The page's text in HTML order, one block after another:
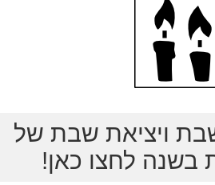
ויציאת שבת של
בשנה לחצו כאן!